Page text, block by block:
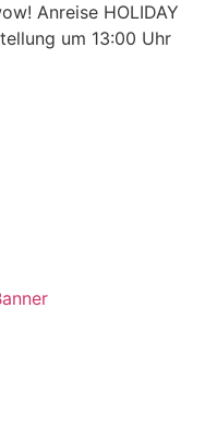
Anreise HOLIDAY
um 13:00 Uhr